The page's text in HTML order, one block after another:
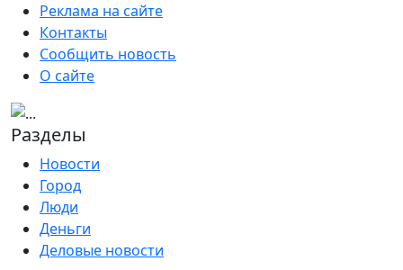
Реклама на сайте
Контакты
Сообщить новость
О сайте
Разделы
Новости
Город
Люди
Деньги
Деловые новости